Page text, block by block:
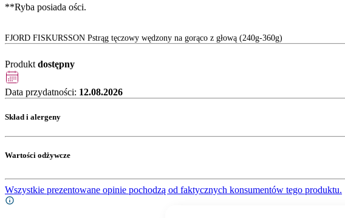
**Ryba posiada ości.
FJORD FISKURSSON Pstrąg tęczowy wędzony na gorąco z głową (240g-360g)
Produkt dostępny
Data przydatności: 12.08.2026
Skład i alergeny
Wartości odżywcze
Wszystkie prezentowane opinie pochodzą od faktycznych konsumentów tego produktu.